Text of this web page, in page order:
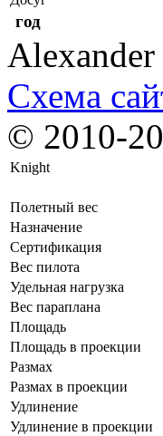
год
Схема
© 2010-
Knight
Полетный вес
Назначение
Сертификация
Вес пилота
Удельная нагрузка
Вес параплана
Площадь
Площадь в проекции
Размах
Размах в проекции
Удлинение
Удлинение в проекции